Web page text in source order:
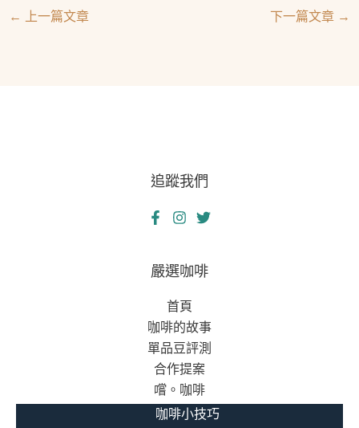
← 上一篇文章 下一篇文章 →
追蹤我們
嚴選咖啡
首頁
咖啡的故事
單品豆評測
合作提案
嚐。咖啡
咖啡小技巧